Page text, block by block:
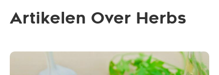
Artikelen Over Herbs